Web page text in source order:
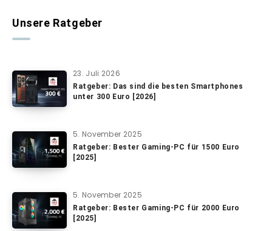
Unsere Ratgeber
23. Juli 2026
Ratgeber: Das sind die besten Smartphones
unter 300 Euro [2026]
5. November 2025
Ratgeber: Bester Gaming-PC für 1500 Euro
[2025]
5. November 2025
Ratgeber: Bester Gaming-PC für 2000 Euro
[2025]